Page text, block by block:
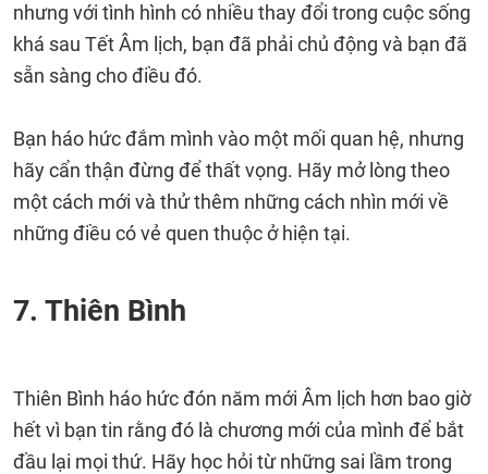
nhưng với tình hình có nhiều thay đổi trong cuộc sống
khá sau Tết Âm lịch, bạn đã phải chủ động và bạn đã
sẵn sàng cho điều đó.
Bạn háo hức đắm mình vào một mối quan hệ, nhưng
hãy cẩn thận đừng để thất vọng. Hãy mở lòng theo
một cách mới và thử thêm những cách nhìn mới về
những điều có vẻ quen thuộc ở hiện tại.
7. Thiên Bình
Thiên Bình háo hức đón năm mới Âm lịch hơn bao giờ
hết vì bạn tin rằng đó là chương mới của mình để bắt
đầu lại mọi thứ. Hãy học hỏi từ những sai lầm trong